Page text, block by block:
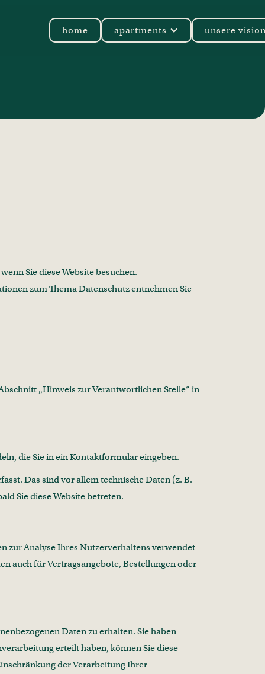
home apartments unsere
Sie diese Website besuchen.
zum Thema Datenschutz entnehmen Sie
„Hinweis zur Verantwortlichen Stelle“ in
die Sie in ein Kontaktformular eingeben.
Das sind vor allem technische Daten (z. B.
Sie diese Website betreten.
zur Analyse Ihres Nutzerverhaltens verwendet
auch für Vertragsangebote, Bestellungen oder
Daten zu erhalten. Sie haben
erteilt haben, können Sie diese
der Verarbeitung Ihrer